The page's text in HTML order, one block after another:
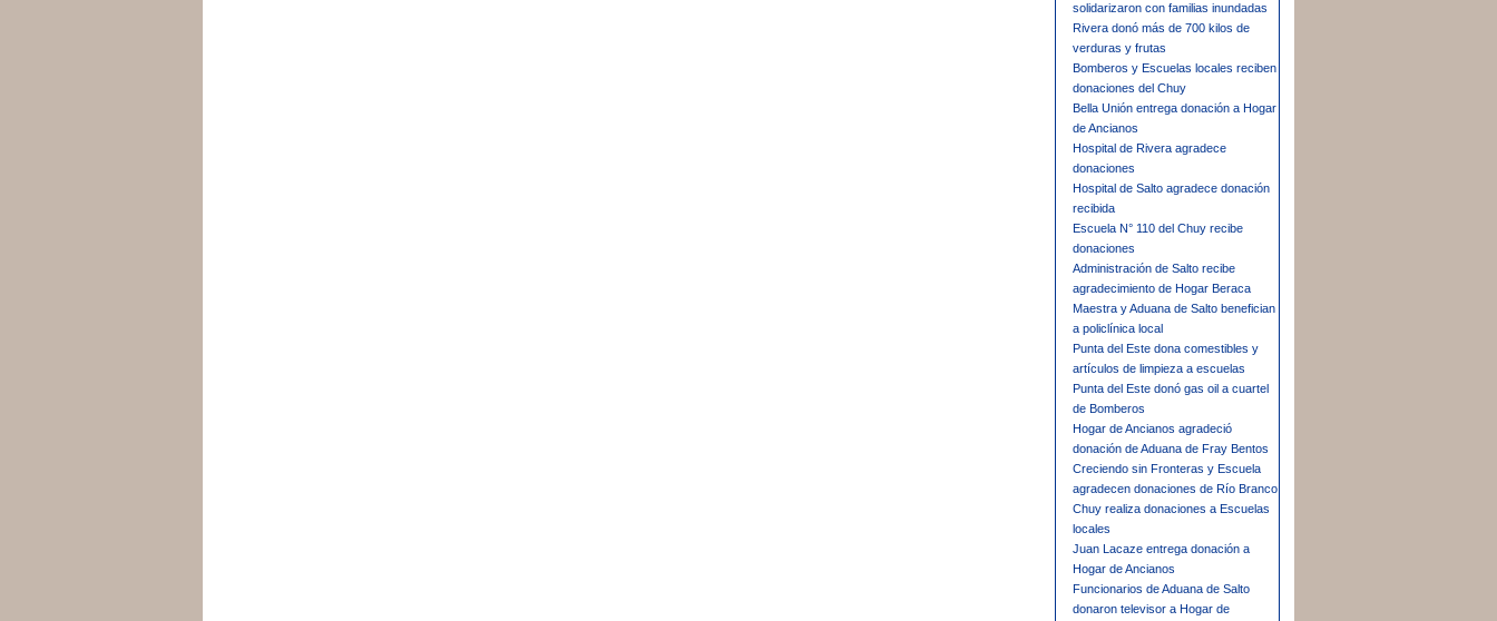
solidarizaron con familias inundadas
Rivera donó más de 700 kilos de
verduras y frutas
Bomberos y Escuelas locales reciben
donaciones del Chuy
Bella Unión entrega donación a Hogar
de Ancianos
Hospital de Rivera agradece
donaciones
Hospital de Salto agradece donación
recibida
Escuela N° 110 del Chuy recibe
donaciones
Administración de Salto recibe
agradecimiento de Hogar Beraca
Maestra y Aduana de Salto benefician
a policlínica local
Punta del Este dona comestibles y
artículos de limpieza a escuelas
Punta del Este donó gas oil a cuartel
de Bomberos
Hogar de Ancianos agradeció
donación de Aduana de Fray Bentos
Creciendo sin Fronteras y Escuela
agradecen donaciones de Río Branco
Chuy realiza donaciones a Escuelas
locales
Juan Lacaze entrega donación a
Hogar de Ancianos
Funcionarios de Aduana de Salto
donaron televisor a Hogar de